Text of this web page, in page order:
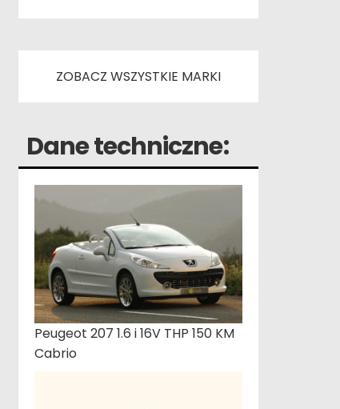
ZOBACZ WSZYSTKIE MARKI
Dane techniczne:
Peugeot 207 1.6 i 16V THP 150 KM
Cabrio